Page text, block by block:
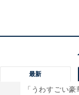
最新
「うわすごい